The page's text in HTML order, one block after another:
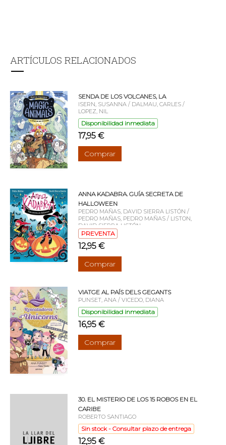
ARTÍCULOS RELACIONADOS
SENDA DE LOS VOLCANES, LA
ISERN, SUSANNA / DALMAU, CARLES /
LOPEZ, NIL
Disponibilidad inmediata
17,95 €
Comprar
ANNA KADABRA. GUÍA SECRETA DE
HALLOWEEN
PEDRO MAÑAS, DAVID SIERRA LISTÓN /
PEDRO MAÑAS, PEDRO MAÑAS / LISTON,
DAVID SIERRA LISTÓN
PREVENTA
12,95 €
Comprar
VIATGE AL PAÍS DELS GEGANTS
PUNSET, ANA / VICEDO, DIANA
Disponibilidad inmediata
16,95 €
Comprar
30. EL MISTERIO DE LOS 15 ROBOS EN EL
CARIBE
ROBERTO SANTIAGO
Sin stock - Consultar plazo de entrega
12,95 €